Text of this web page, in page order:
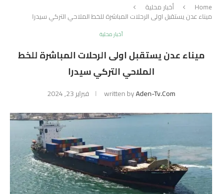
Home أخبار محلية
ميناء عدن يستقبل اولى الرحلات المباشرة للخط الملاحي التركي سيدرا
أخبار محلية
ميناء عدن يستقبل اولى الرحلات المباشرة للخط
الملاحي التركي سيدرا
written byAden-Tv.com فبراير 23, 2024